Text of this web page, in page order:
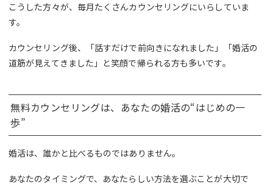
こうした方々が、毎月たくさんカウンセリングにいらしていま
す。
カウンセリング後、「話すだけで前向きになれました」「婚活の
道筋が見えてきました」と笑顔で帰られる方も多いです。
無料カウンセリングは、あなたの婚活の“はじめの一
歩”
婚活は、誰かと比べるものではありません。
あなたのタイミングで、あなたらしい方法を選ぶことが大切で